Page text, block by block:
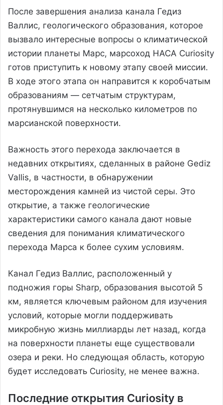
После завершения анализа канала Гедиз
Валлис, геологического образования, которое
вызвало интересные вопросы о климатической
истории планеты Марс, марсоход НАСА Curiosity
готов приступить к новому этапу своей миссии.
В ходе этого этапа он направится к коробчатым
образованиям — сетчатым структурам,
протянувшимся на несколько километров по
марсианской поверхности.
Важность этого перехода заключается в
недавних открытиях, сделанных в районе Gediz
Vallis, в частности, в обнаружении
месторождения камней из чистой серы. Это
открытие, а также геологические
характеристики самого канала дают новые
сведения для понимания климатического
перехода Марса к более сухим условиям.
Канал Гедиз Валлис, расположенный у
подножия горы Sharp, образования высотой 5
км, является ключевым районом для изучения
условий, которые могли поддерживать
микробную жизнь миллиарды лет назад, когда
на поверхности планеты еще существовали
озера и реки. Но следующая область, которую
будет исследовать Curiosity, не менее важна.
Последние открытия Curiosity в